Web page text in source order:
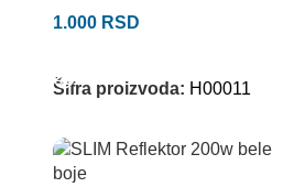
1.000 RSD
Šifra proizvoda: H00011